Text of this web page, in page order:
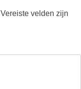
Vereiste velden zijn